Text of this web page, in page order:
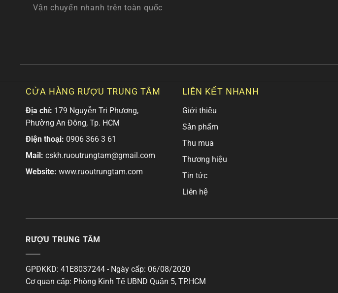
Vận chuyển nhanh trên toàn quốc
CỬA HÀNG RƯỢU TRUNG TÂM
Địa chỉ: 179 Nguyễn Tri Phương,
Phường An Đông, Tp. HCM
Điện thoại: 0906 366 3 61
Mail: cskh.ruoutrungtam@gmail.com
Website: www.ruoutrungtam.com
LIÊN KẾT NHANH
Giới thiệu
Sản phẩm
Thu mua
Thương hiệu
Tin tức
Liên hệ
RƯỢU TRUNG TÂM
GPĐKKD: 41E8037244 - Ngày cấp: 06/08/2020
Cơ quan cấp: Phòng Kinh Tế UBND Quận 5, TP.HCM